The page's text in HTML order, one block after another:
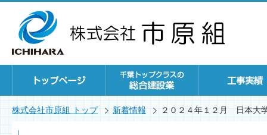
株式会社市原組 トップ 新着情報 ２０２４年１２月 日本大